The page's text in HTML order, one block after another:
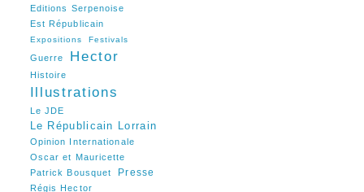
Editions Serpenoise
Est Républicain
Expositions Festivals
Guerre Hector
Histoire
Illustrations
Le JDE
Le Républicain Lorrain
Opinion Internationale
Oscar et Mauricette
Patrick Bousquet
Presse
Régis Hector